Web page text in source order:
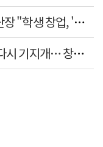
"학생 창업, '팀 빌
시 기지개… 창업자